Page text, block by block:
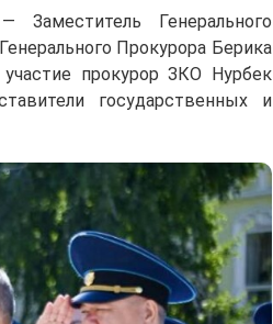
Генерального
Прокурора Берика
прокурор ЗКО Нурбек
государственных и